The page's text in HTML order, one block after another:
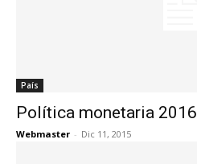
País
Política monetaria 2016
Webmaster - Dic 11, 2015